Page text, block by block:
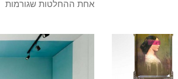
אחת ההחלטות שגורמות